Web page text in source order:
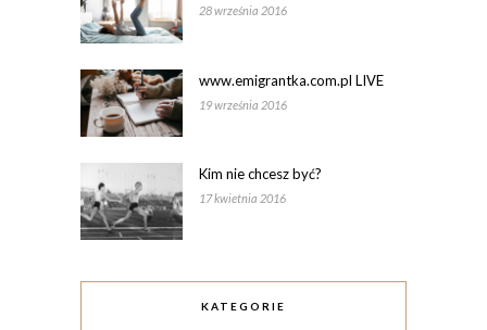
28 września 2016
www.emigrantka.com.pl LIVE
19 września 2016
Kim nie chcesz być?
17 kwietnia 2016
KATEGORIE